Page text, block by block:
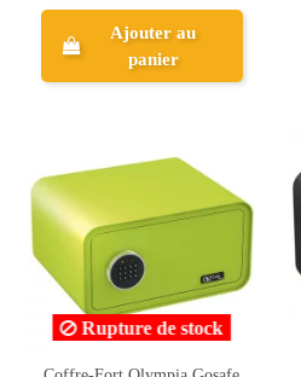
Ajouter au
panier
Rupture de stock